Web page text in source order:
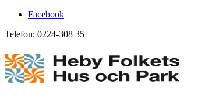
Facebook
Telefon: 0224-308 35